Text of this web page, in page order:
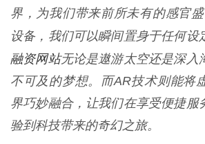
界，为我们带来前所未有的感官
设备，我们可以瞬间置身于任何设
融资网站无论是遨游太空还是深入
不可及的梦想。而AR技术则能将
界巧妙融合，让我们在享受便捷服
验到科技带来的奇幻之旅。